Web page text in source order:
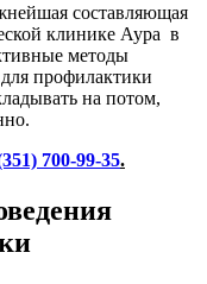
составляющая
клинике Аура в
методы
профилактики
на потом,
700-99-35.